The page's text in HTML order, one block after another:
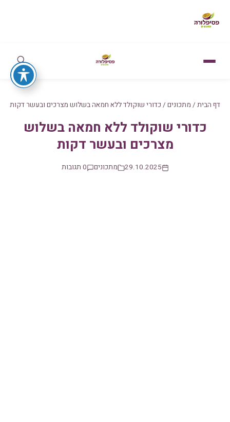
דף הבית / מתכונים / כדורי שוקולד ללא חמאה בשלוש מצרכים ובעשר דקות
כדורי שוקולד ללא חמאה בשלוש
מצרכים ובעשר דקות
29.10.2025 מתכונים 0 תגובות